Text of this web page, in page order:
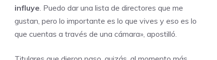
influye . Puedo dar una lista de directores que me
gustan, pero lo importante es lo que vives y eso es lo
que cuentas a través de una cámara», apostilló.